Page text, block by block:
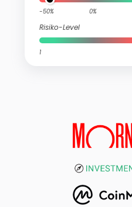
-50% 0%
Risiko-Level
1